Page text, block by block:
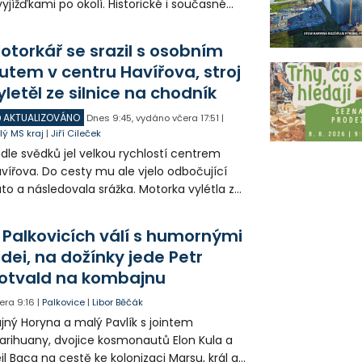
po okolí. Historické i současné
se srazil s osobním
v centru Havířova, stroj
ze silnice na chodník
AKTUALIZOVÁNO Dnes 9:45,vydáno včera 17:51 |
MS kraj |Jiří Cileček
svědků jel velkou rychlostí centrem
Do cesty mu ale vjelo odbočující
a následovala srážka. Motorka vylétla ze
a byl letecky přepraven do
Palkovicích válí s humornými
na dožínky jede Petr
na kombajnu
9:16 |Palkovice |Libor Běčák
Horyna a malý Pavlík s jointem
dvojice kosmonautů Elon Kula a
Baca na cestě ke kolonizaci Marsu, král a